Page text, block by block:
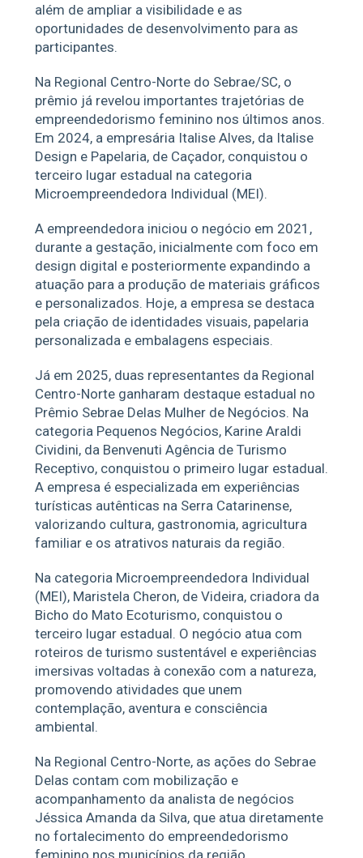
além de ampliar a visibilidade e as
oportunidades de desenvolvimento para as
participantes.
Na Regional Centro-Norte do Sebrae/SC, o
prêmio já revelou importantes trajetórias de
empreendedorismo feminino nos últimos anos.
Em 2024, a empresária Italise Alves, da Italise
Design e Papelaria, de Caçador, conquistou o
terceiro lugar estadual na categoria
Microempreendedora Individual (MEI).
A empreendedora iniciou o negócio em 2021,
durante a gestação, inicialmente com foco em
design digital e posteriormente expandindo a
atuação para a produção de materiais gráficos
e personalizados. Hoje, a empresa se destaca
pela criação de identidades visuais, papelaria
personalizada e embalagens especiais.
Já em 2025, duas representantes da Regional
Centro-Norte ganharam destaque estadual no
Prêmio Sebrae Delas Mulher de Negócios. Na
categoria Pequenos Negócios, Karine Araldi
Cividini, da Benvenuti Agência de Turismo
Receptivo, conquistou o primeiro lugar estadual.
A empresa é especializada em experiências
turísticas autênticas na Serra Catarinense,
valorizando cultura, gastronomia, agricultura
familiar e os atrativos naturais da região.
Na categoria Microempreendedora Individual
(MEI), Maristela Cheron, de Videira, criadora da
Bicho do Mato Ecoturismo, conquistou o
terceiro lugar estadual. O negócio atua com
roteiros de turismo sustentável e experiências
imersivas voltadas à conexão com a natureza,
promovendo atividades que unem
contemplação, aventura e consciência
ambiental.
Na Regional Centro-Norte, as ações do Sebrae
Delas contam com mobilização e
acompanhamento da analista de negócios
Jéssica Amanda da Silva, que atua diretamente
no fortalecimento do empreendedorismo
feminino nos municípios da região,